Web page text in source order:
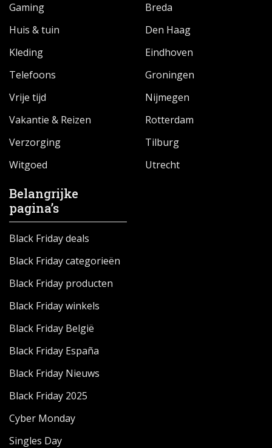
Gaming
Huis & tuin
Kleding
Telefoons
Vrije tijd
Vakantie & Reizen
Verzorging
Witgoed
Breda
Den Haag
Eindhoven
Groningen
Nijmegen
Rotterdam
Tilburg
Utrecht
Belangrijke
pagina’s
Black Friday deals
Black Friday categorieën
Black Friday producten
Black Friday winkels
Black Friday België
Black Friday España
Black Friday Nieuws
Black Friday 2025
Cyber Monday
Singles Day